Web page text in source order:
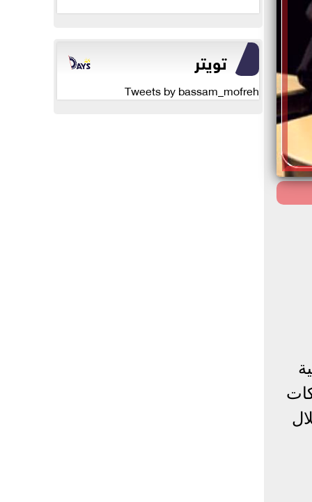
2023، عبر محركات
تويتر
Tweets by bassam_mofreh